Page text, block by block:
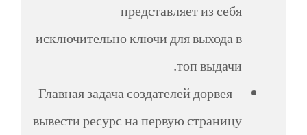
представляет из себя
исключительно ключи для выхода в
топ выдачи.
Главная задача создателей дорвея –
вывести ресурс на первую страницу